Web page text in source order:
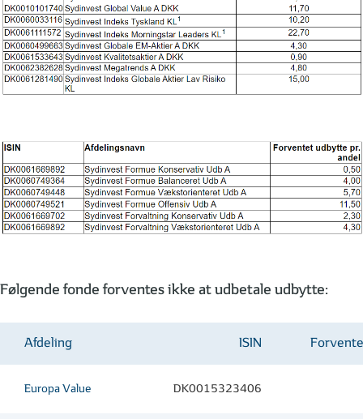
Følgende fonde forventes ikke at udbetale udbytte:
Afdeling ISIN
Europa Value DK0015323406